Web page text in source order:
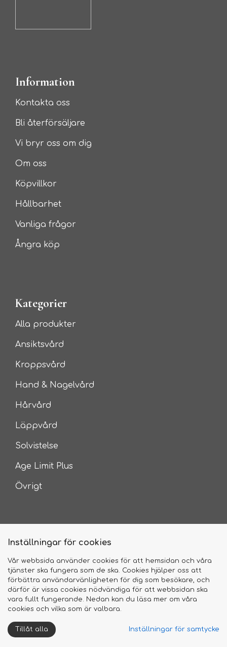
Information
Kontakta oss
Bli återförsäljare
Vi bryr oss om dig
Om oss
Köpvillkor
Hållbarhet
Vanliga frågor
Ångra köp
Kategorier
Alla produkter
Ansiktsvård
Kroppsvård
Hand & Nagelvård
Hårvård
Läppvård
Solvistelse
Age Limit Plus
Övrigt
2026 © Camilla of Sweden
Inställningar för cookies
Vår webbsida använder cookies för att hemsidan och våra
tjänster ska fungera som de ska. Cookies hjälper oss att
förbättra användarvänligheten för dig som besökare, och
därför är vissa cookies nödvändiga för att webbsidan ska
vara fullt fungerande. Nedan kan du läsa mer om våra
cookies och vilka som är valbara.
Tillåt alla Inställningar för samtycke